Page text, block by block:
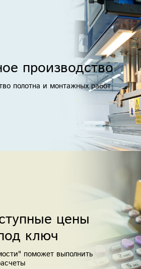
производство
полотна и монтажных работ
цены
ключ
поможет выполнить